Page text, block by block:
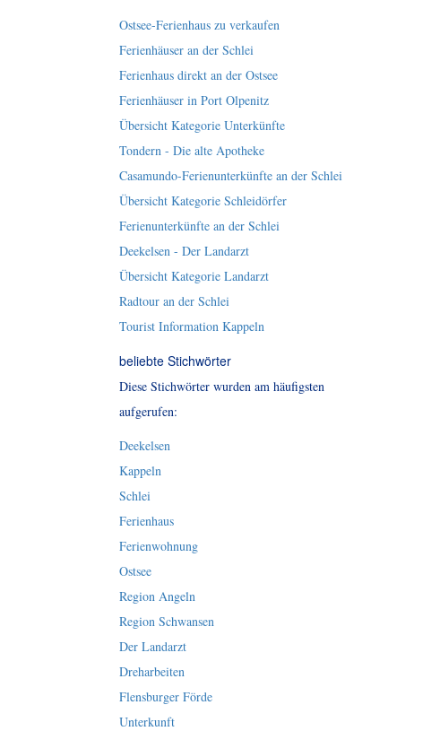
Ostsee-Ferienhaus zu verkaufen
Ferienhäuser an der Schlei
Ferienhaus direkt an der Ostsee
Ferienhäuser in Port Olpenitz
Übersicht Kategorie Unterkünfte
Tondern - Die alte Apotheke
Casamundo-Ferienunterkünfte an der Schlei
Übersicht Kategorie Schleidörfer
Ferienunterkünfte an der Schlei
Deekelsen - Der Landarzt
Übersicht Kategorie Landarzt
Radtour an der Schlei
Tourist Information Kappeln
beliebte Stichwörter
Diese Stichwörter wurden am häufigsten
aufgerufen:
Deekelsen
Kappeln
Schlei
Ferienhaus
Ferienwohnung
Ostsee
Region Angeln
Region Schwansen
Der Landarzt
Dreharbeiten
Flensburger Förde
Unterkunft